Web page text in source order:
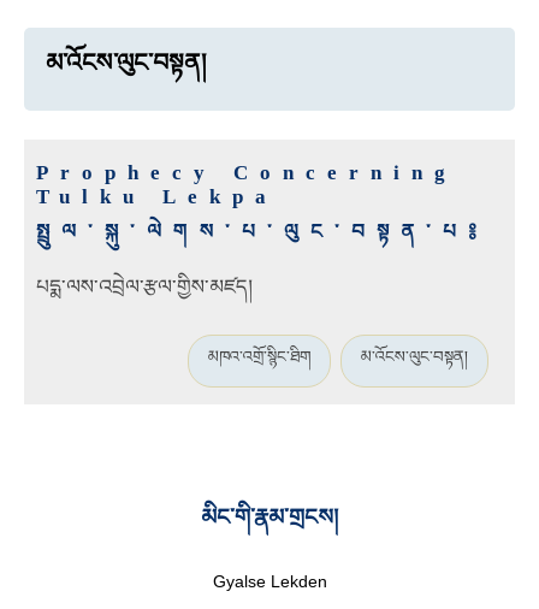
མ་འོངས་ལུང་བསྟན།
Prophecy Concerning
Tulku Lekpa
སྤྲུལ་སྐུ་ལེགས་པ་ལུང་བསྟན་པ༔
པདྨ་ལས་འབྲེལ་རྩལ་གྱིས་མཛད།
མཁའ་འགྲོ་སྙིང་ཐིག མ་འོངས་ལུང་བསྟན།
མིང་གི་རྣམ་གྲངས།
Gyalse Lekden